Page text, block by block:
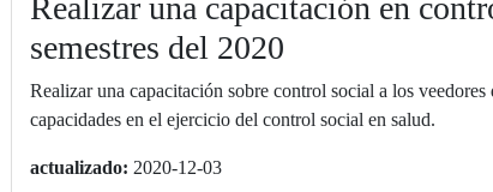
Realizar una capacitación en
semestres del 2020
Realizar una capacitación sobre control social a los
capacidades en el ejercicio del control social en salud.
actualizado: 2020-12-03